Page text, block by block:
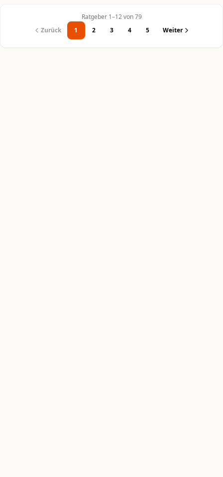
Ratgeber 1–12 von 79
Zurück
1 2 3 4 5 Weiter